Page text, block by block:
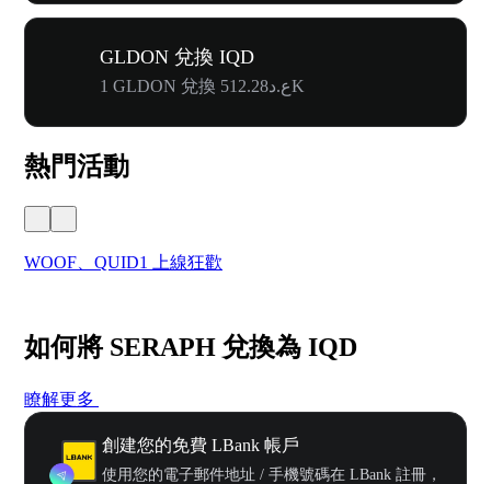
GLDON 兌換 IQD
1 GLDON 兌換 ع.د512.28K
熱門活動
WOOF、QUID1 上線狂歡
如何將 SERAPH 兌換為 IQD
瞭解更多
創建您的免費 LBank 帳戶
使用您的電子郵件地址 / 手機號碼在 LBank 註冊，